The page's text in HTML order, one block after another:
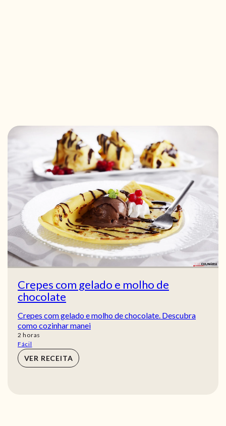
Crepes com gelado e molho de
chocolate
Crepes com gelado e molho de chocolate. Descubra
como cozinhar manei
2 horas
horas
Fácil
VER RECEITA